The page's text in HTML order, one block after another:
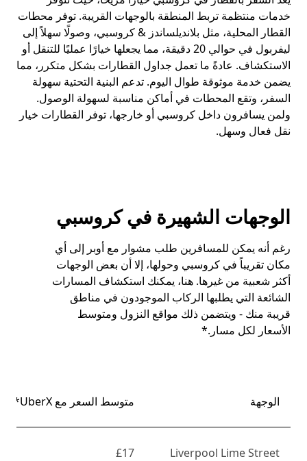
خدمات منتظمة تربط المنطقة بالوجهات القريبة. توفر محطات
القطار المحلية، مثل بلانديلساندز & كروسبي، وصولًا سهلاً إلى
ليفربول في حوالي 20 دقيقة، مما يجعلها خيارًا عمليًا للتنقل أو
الاستكشاف. عادةً ما تعمل جداول القطارات بشكل متكرر، مما
يضمن خدمة موثوقة طوال اليوم. تدعم البنية التحتية سهولة
السفر، وتقع المحطات في أماكن مناسبة لسهولة الوصول.
ولمن يسافرون داخل كروسبي أو خارجها، توفر القطارات خيار
نقل فعال وسهل.
الوجهات الشهيرة في كروسبي
رغم أنه يمكن للمسافرين طلب مشوار مع أوبر إلى أي
مكان تقريباً في كروسبي وحولها، إلا أن بعض الوجهات
أكثر شعبية من غيرها. هنا، يمكنك استكشاف المسارات
الشائعة التي يطلبها الركاب الموجودون في مناطق
قريبة منك - ويتضمن ذلك مواقع النزول ومتوسط
الأسعار لكل مسار.*
الوجهة متوسط السعر مع UberX*
Liverpool Lime Street
£17